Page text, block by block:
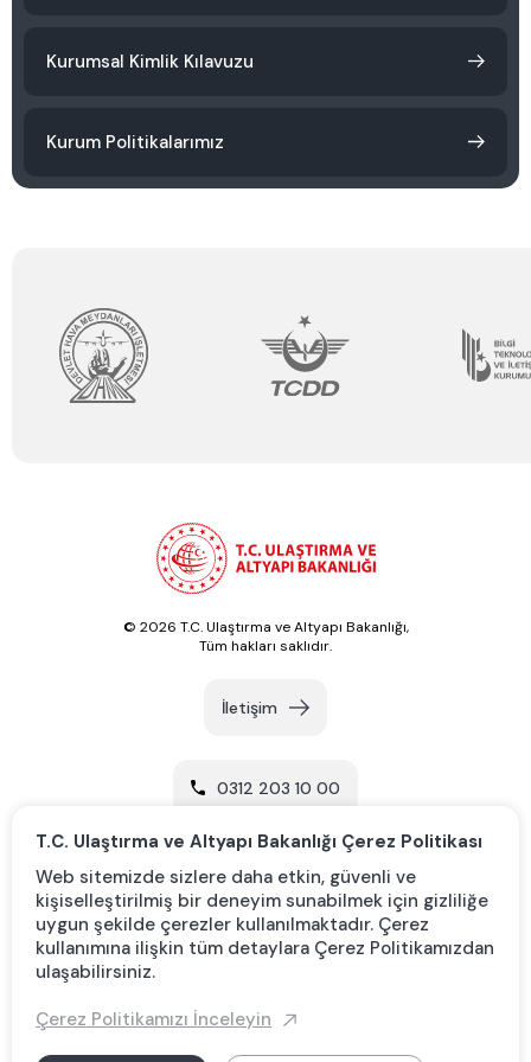
Kurumsal Kimlik Kılavuzu
Kurum Politikalarımız
KVKK
Yol Tarifi Al
0312 203 10 00
İletişim
© 2026 T.C. Ulaştırma ve Altyapı Bakanlığı,
Tüm hakları saklıdır.
T.C. Ulaştırma ve Altyapı Bakanlığı Çerez Politikası
Web sitemizde sizlere daha etkin, güvenli ve
kişiselleştirilmiş bir deneyim sunabilmek için gizliliğe
uygun şekilde çerezler kullanılmaktadır. Çerez
kullanımına ilişkin tüm detaylara Çerez Politikamızdan
ulaşabilirsiniz.
Çerez Politikamızı İnceleyin